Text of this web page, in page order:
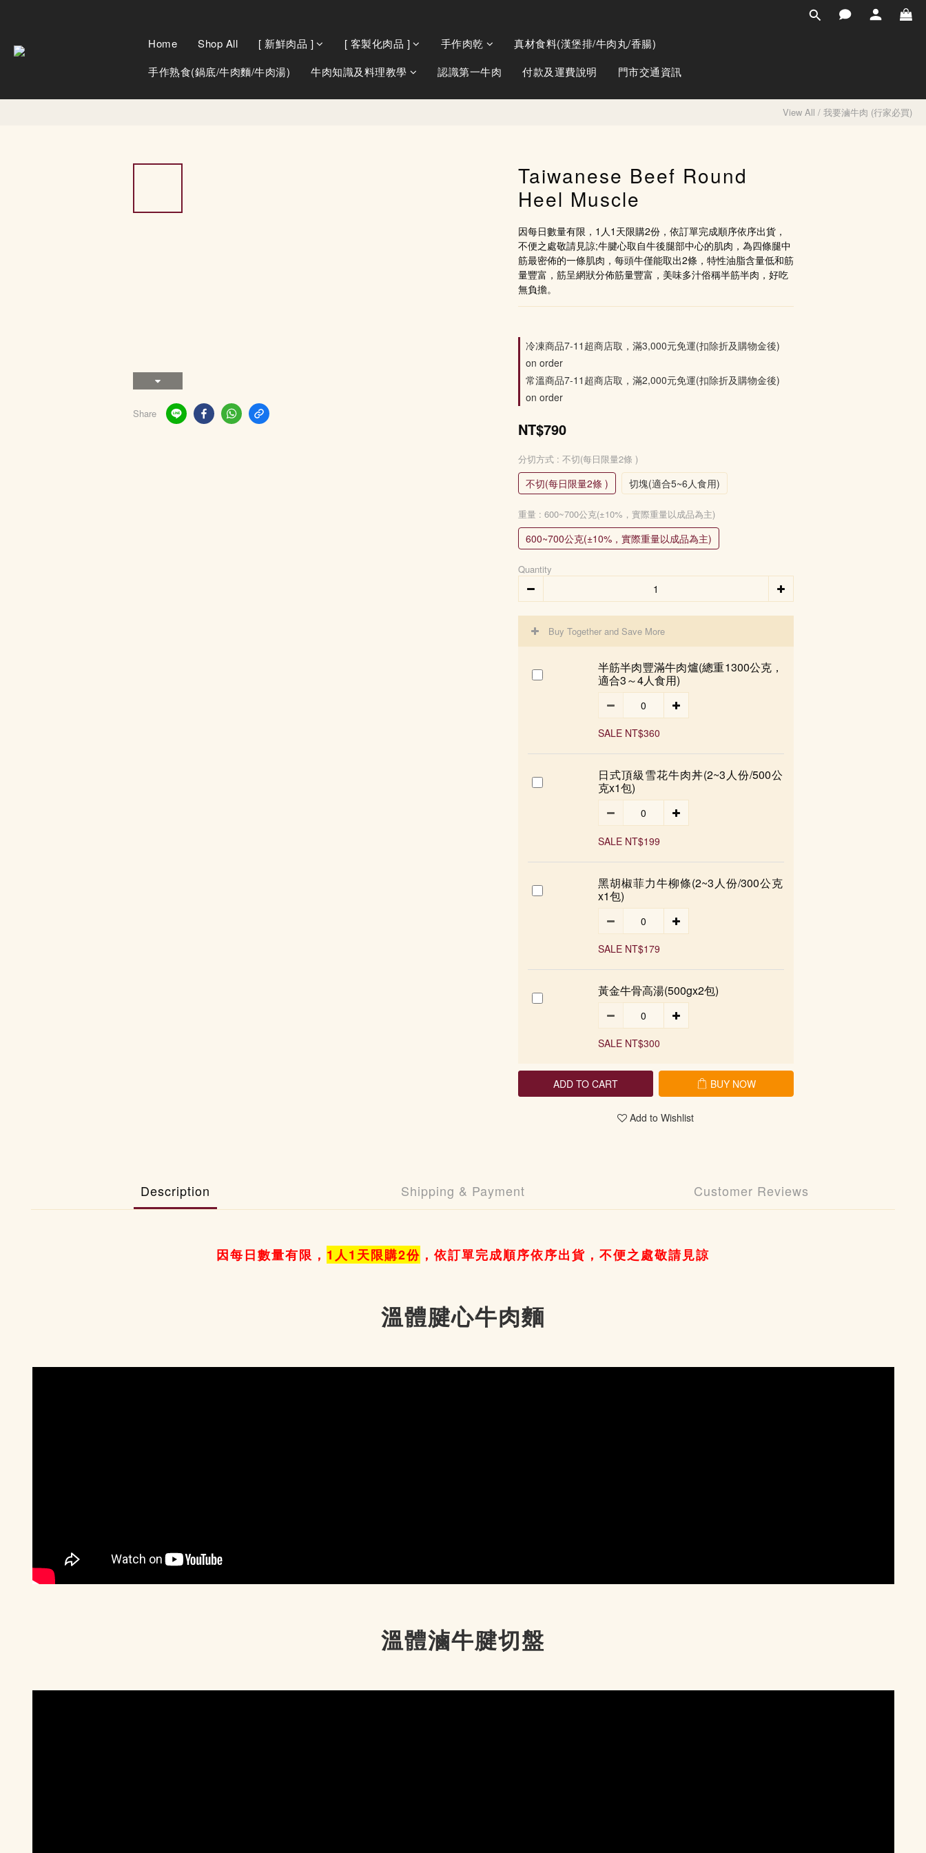
Home Shop All [ 新鮮肉品 ] [ 客製化肉品 ] 手作肉乾
真材食料(漢堡排/牛肉丸/香腸)
手作熟食(鍋底/牛肉麵/牛肉湯)
牛肉知識及料理教學 認識第一牛肉 付款及運費說明 門市交通資訊
View All / 我要滷牛肉 (行家必買)
Share
Taiwanese Beef Round
Heel Muscle
因每日數量有限，1人1天限購2份，依訂單完成順序依序出貨，
不便之處敬請見諒;牛腱心取自牛後腿部中心的肌肉，為四條腿中
筋最密佈的一條肌肉，每頭牛僅能取出2條，特性油脂含量低和筋
量豐富，筋呈網狀分佈筋量豐富，美味多汁俗稱半筋半肉，好吃
無負擔。
冷凍商品7-11超商店取，滿3,000元免運(扣除折及購物金後)
on order
常溫商品7-11超商店取，滿2,000元免運(扣除折及購物金後)
on order
NT$790
分切方式 : 不切(每日限量2條 )
不切(每日限量2條 ) 切塊(適合5~6人食用)
重量 : 600~700公克(±10%，實際重量以成品為主)
600~700公克(±10%，實際重量以成品為主)
Quantity
Buy Together and Save More
半筋半肉豐滿牛肉爐(總重1300公克，
適合3～4人食用)
SALE NT$360
日式頂級雪花牛肉丼(2~3人份/500公
克x1包)
SALE NT$199
黑胡椒菲力牛柳條(2~3人份/300公克
x1包)
SALE NT$179
黃金牛骨高湯(500gx2包)
SALE NT$300
ADD TO CART BUY NOW
Add to Wishlist
Description Shipping & Payment Customer Reviews
因每日數量有限， 1人1天限購2份 ，依訂單完成順序依序出貨，不便之處敬請見諒
溫體腱心牛肉麵
溫體滷牛腱切盤
BUY NOW